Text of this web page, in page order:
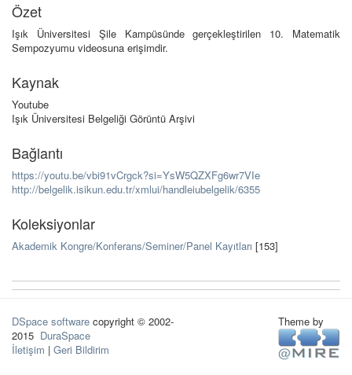
Özet
Işık Üniversitesi Şile Kampüsünde gerçekleştirilen 10. Matematik
Sempozyumu videosuna erişimdir.
Kaynak
Youtube
Işık Üniversitesi Belgeliği Görüntü Arşivi
Bağlantı
https://youtu.be/vbi91vCrgck?si=YsW5QZXFg6wr7VIe
http://belgelik.isikun.edu.tr/xmlui/handleiubelgelik/6355
Koleksiyonlar
Akademik Kongre/Konferans/Seminer/Panel Kayıtları [153]
DSpace software copyright © 2002-
2015 DuraSpace
İletişim | Geri Bildirim
Theme by